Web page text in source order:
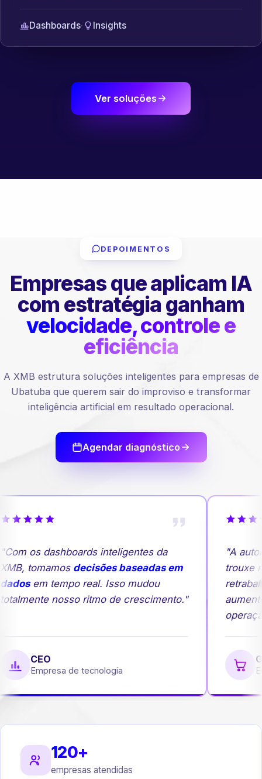
Dashboards· Insights
Ver soluções
DEPOIMENTOS
Empresas que aplicam IA
com estratégia ganham
velocidade, controle e
eficiência
A XMB estrutura soluções inteligentes para empresas de
Ubatuba que querem sair do improviso e transformar
inteligência artificial em resultado operacional.
Agendar diagnóstico
os dashboards inteligentes da
tomamosdecisões baseadas em
em tempo real. Isso mudou
nosso ritmo de crescimento."
CEO
Empresa de tecnologia
"A
trouxe
120+
empresas atendidas